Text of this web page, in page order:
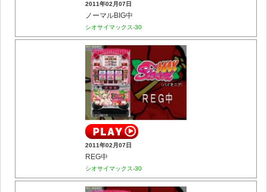
2011年02月07日
ノーマルBIG中
シオサイマックス-30
2011年02月07日
REG中
シオサイマックス-30